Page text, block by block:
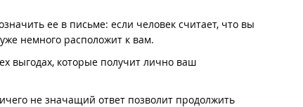
ее в письме: если человек считает, что вы
немного расположит к вам.
выгодах, которые получит лично ваш
не значащий ответ позволит продолжить